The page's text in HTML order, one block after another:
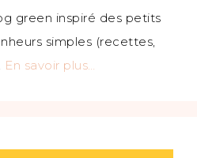
green inspiré des petits
simples (recettes,
En savoir plus…